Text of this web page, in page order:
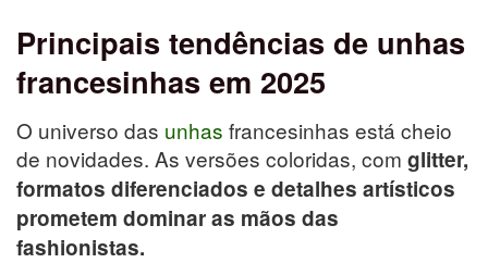
Principais tendências de unhas
francesinhas em 2025
O universo das unhas francesinhas está cheio
de novidades. As versões coloridas, com glitter,
formatos diferenciados e detalhes artísticos
prometem dominar as mãos das
fashionistas.